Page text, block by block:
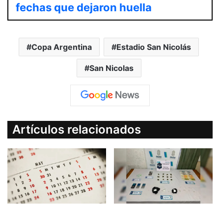
fechas que dejaron huella
Copa Argentina Estadio San Nicolás
San Nicolas
Artículos relacionados